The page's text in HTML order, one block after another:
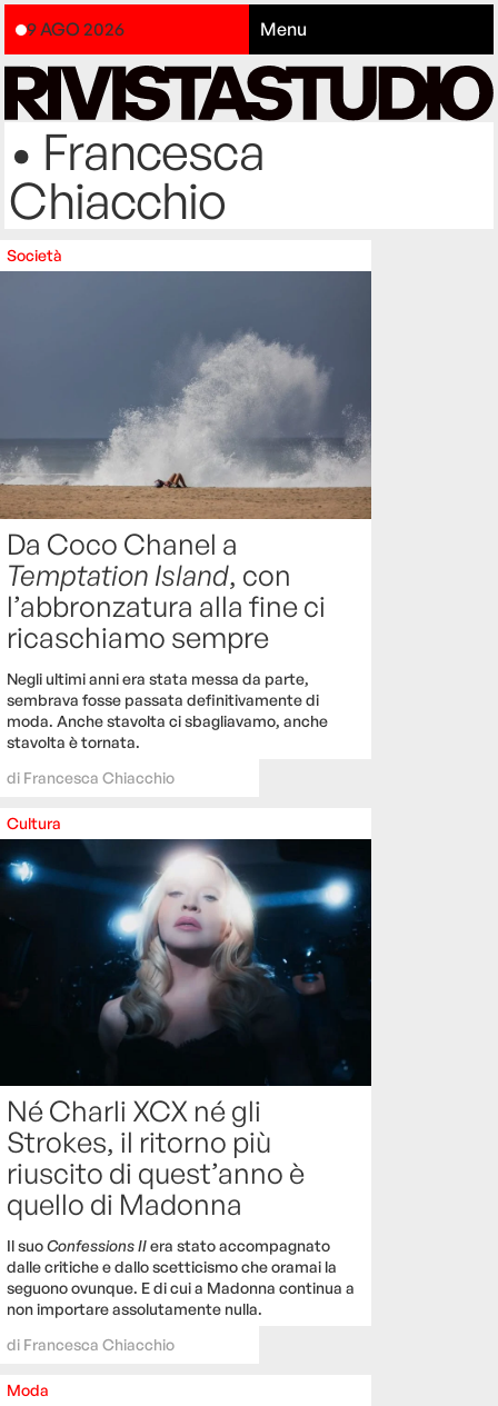
9 AGO 2026 Menu
• Francesca
Chiacchio
Società
Da Coco Chanel a
Temptation Island, con
l’abbronzatura alla fine ci
ricaschiamo sempre
Negli ultimi anni era stata messa da parte,
sembrava fosse passata definitivamente di
moda. Anche stavolta ci sbagliavamo, anche
stavolta è tornata.
di Francesca Chiacchio
Cultura
Né Charli XCX né gli
Strokes, il ritorno più
riuscito di quest’anno è
quello di Madonna
Il suoConfessions IIera stato accompagnato
dalle critiche e dallo scetticismo che oramai la
seguono ovunque. E di cui a Madonna continua a
non importare assolutamente nulla.
di Francesca Chiacchio
Moda